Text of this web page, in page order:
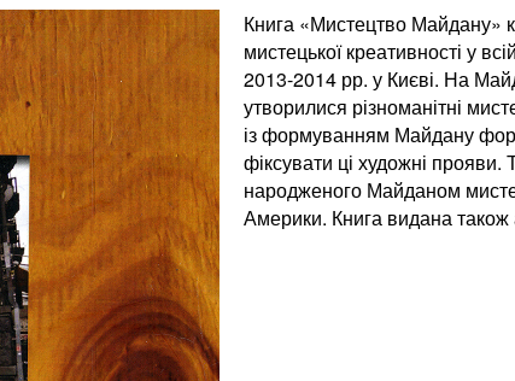
Книга «Мистецтво Майдану»
мистецької креативності у
2013-2014 рр. у Києві. На
утворилися різноманітні
із формуванням Майдану
фіксувати ці художні
народженого Майданом
Америки. Книга видана